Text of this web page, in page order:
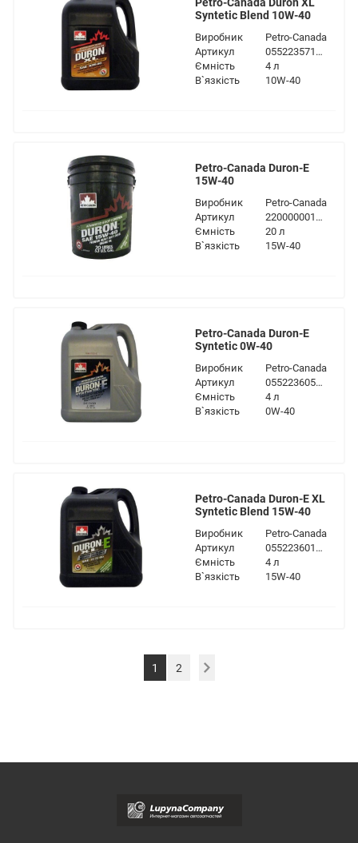
Syntetic Blend 10W-40
Виробник
Petro-Canada
Артикул
055223571134
Ємність
4 л
В`язкість
10W-40
Petro-Canada Duron-E
15W-40
Виробник
Petro-Canada
Артикул
2200000013811
Ємність
20 л
В`язкість
15W-40
Petro-Canada Duron-E
Syntetic 0W-40
Виробник
Petro-Canada
Артикул
055223605136
Ємність
4 л
В`язкість
0W-40
Petro-Canada Duron-E XL
Syntetic Blend 15W-40
Виробник
Petro-Canada
Артикул
055223601138
Ємність
4 л
В`язкість
15W-40
1 2